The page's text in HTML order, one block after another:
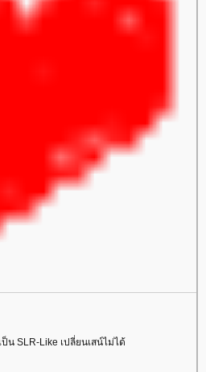
น SLR-Like เปลี่ยนเสน์ไม่ได้